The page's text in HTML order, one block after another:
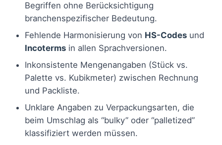
Begriffen ohne Berücksichtigung
branchenspezifischer Bedeutung.
Fehlende Harmonisierung von HS-Codes und
Incoterms in allen Sprachversionen.
Inkonsistente Mengenangaben (Stück vs.
Palette vs. Kubikmeter) zwischen Rechnung
und Packliste.
Unklare Angaben zu Verpackungsarten, die
beim Umschlag als “bulky” oder “palletized”
klassifiziert werden müssen.